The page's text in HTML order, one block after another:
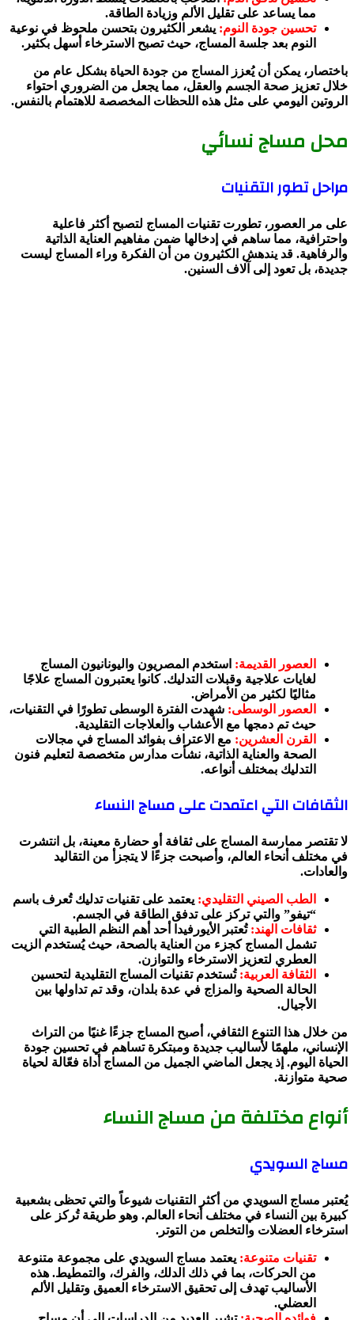
مما يساعد على تقليل الألم وزيادة الطاقة.
تحسين جودة النوم: يشعر الكثيرون بتحسن ملحوظ في نوعية
النوم بعد جلسة المساج، حيث تصبح الاسترخاء أسهل بكثير.
باختصار، يمكن أن يُعزز المساج من جودة الحياة بشكل عام من
خلال تعزيز صحة الجسم والعقل، مما يجعل من الضروري احتواء
الروتين اليومي على مثل هذه اللحظات المخصصة للاهتمام بالنفس.
محل مساج نسائي
مراحل تطور التقنيات
على مر العصور، تطورت تقنيات المساج لتصبح أكثر فاعلية
واحترافية، مما ساهم في إدخالها ضمن مفاهيم العناية الذاتية
والرفاهية. قد يندهش الكثيرون من أن الفكرة وراء المساج ليست
جديدة، بل تعود إلى آلاف السنين.
العصور القديمة: استخدم المصريون واليونانيون المساج
لغايات علاجية وقبلات التدليك. كانوا يعتبرون المساج علاجًا
مثاليًا لكثير من الأمراض.
العصور الوسطى: شهدت الفترة الوسطى تطورًا في التقنيات،
حيث تم دمجها مع الأعشاب والعلاجات التقليدية.
القرن العشرين: مع الاعتراف بفوائد المساج في مجالات
الصحة والعناية الذاتية، نشأت مدارس متخصصة لتعليم فنون
التدليك بمختلف أنواعه.
الثقافات التي اعتمدت على مساج النساء
لا تقتصر ممارسة المساج على ثقافة أو حضارة معينة، بل انتشرت
في مختلف أنحاء العالم، وأصبحت جزءًا لا يتجزأ من التقاليد
والعادات.
الطب الصيني التقليدي: يعتمد على تقنيات تدليك تُعرف باسم
“تيفو” والتي تركز على تدفق الطاقة في الجسم.
ثقافات الهند: تُعتبر الأيورفيدا أحد أهم النظم الطبية التي
تشمل المساج كجزء من العناية بالصحة، حيث يُستخدم الزيت
العطري لتعزيز الاسترخاء والتوازن.
الثقافة العربية: تُستخدم تقنيات المساج التقليدية لتحسين
الحالة الصحية والمزاج في عدة بلدان، وقد تم تداولها بين
الأجيال.
من خلال هذا التنوع الثقافي، أصبح المساج جزءًا غنيًا من التراث
الإنساني، ملهمًا لأساليب جديدة ومبتكرة تساهم في تحسين جودة
الحياة اليوم. إذ يجعل الماضي الجميل من المساج أداة فعّالة لحياة
صحية متوازنة.
أنواع مختلفة من مساج النساء
مساج السويدي
يُعتبر مساج السويدي من أكثر التقنيات شيوعاً والتي تحظى بشعبية
كبيرة بين النساء في مختلف أنحاء العالم. وهو طريقة تُركز على
استرخاء العضلات والتخلص من التوتر.
تقنيات متنوعة: يعتمد مساج السويدي على مجموعة متنوعة
من الحركات، بما في ذلك الدلك، والفرك، والتمطيط. هذه
الأساليب تهدف إلى تحقيق الاسترخاء العميق وتقليل الألم
العضلي.